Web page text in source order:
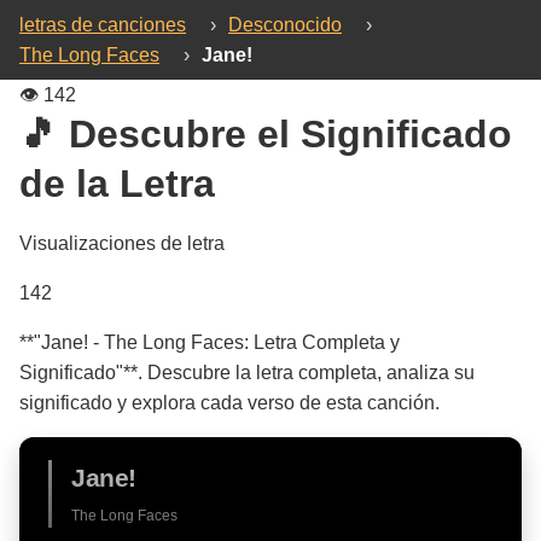
letras de canciones › Desconocido
›
The Long Faces
› Jane!
👁️ 142
🎵 Descubre el Significado
de la Letra
Visualizaciones de letra
142
**"Jane! - The Long Faces: Letra Completa y
Significado"**. Descubre la letra completa, analiza su
significado y explora cada verso de esta canción.
Jane!
The Long Faces